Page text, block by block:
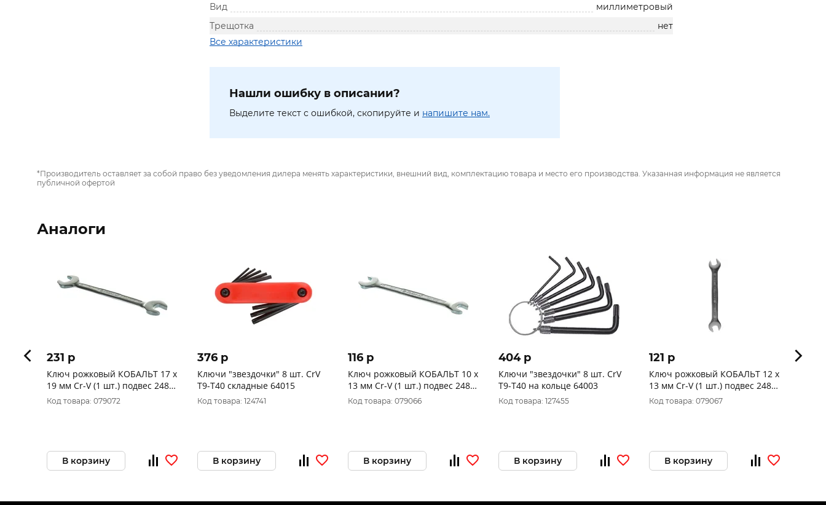
Вид
миллиметровый
Трещотка
нет
Все характеристики
Нашли ошибку в описании?
Выделите текст с ошибкой, скопируйте и напишите нам.
*Производитель оставляет за собой право без уведомления дилера менять характеристики, внешний вид, комплектацию товара и место его производства. Указанная информация не является
публичной офертой
Аналоги
231 p
Ключ рожковый КОБАЛЬТ 17 x
19 мм Cr-V (1 шт.) подвес 248-
122
Код товара: 079072
В корзину
376 p
Ключи "звездочки" 8 шт. CrV
Т9-Т40 складные 64015
Код товара: 124741
В корзину
116 p
Ключ рожковый КОБАЛЬТ 10 x
13 мм Cr-V (1 шт.) подвес 248-
061
Код товара: 079066
В корзину
404 p
Ключи "звездочки" 8 шт. CrV
Т9-Т40 на кольце 64003
Код товара: 127455
В корзину
121 p
Ключ рожковый КОБАЛЬТ 12 x
13 мм Cr-V (1 шт.) подвес 248-
078
Код товара: 079067
В корзину
127